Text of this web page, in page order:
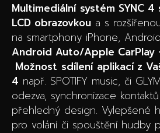
Multimediální systém SYNC 4
LCD obrazovkou a s
na smartphony iPhone,
Android Auto/Apple CarPlay
Možnost sdílení aplikacíz
4 např. SPOTIFY music, či
odezva, synchronizace
přehledný design. Vylepšené
pro volání či spouštění hudby